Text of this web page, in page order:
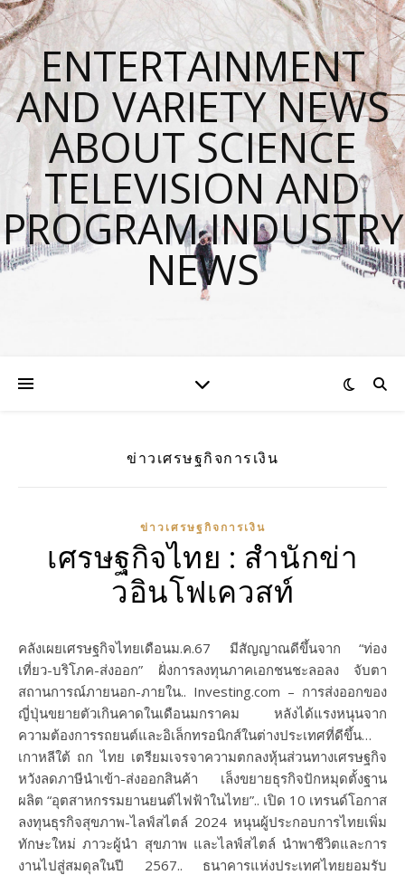
ENTERTAINMENT
AND VARIETY NEWS
ABOUT SCIENCE
TELEVISION AND
PROGRAM INDUSTRY
NEWS
ข่าวเศรษฐกิจการเงิน
ข่าวเศรษฐกิจการเงิน
เศรษฐกิจไทย : สำนักข่า
วอินโฟเควสท์
คลังเผยเศรษฐกิจไทยเดือนม.ค.67 มีสัญญาณดีขึ้นจาก “ท่อง
เที่ยว-บริโภค-ส่งออก” ฝั่งการลงทุนภาคเอกชนชะลอลง จับตา
สถานการณ์ภายนอก-ภายใน.. Investing.com – การส่งออกของ
ญี่ปุ่นขยายตัวเกินคาดในเดือนมกราคม หลังได้แรงหนุนจาก
ความต้องการรถยนต์และอิเล็กทรอนิกส์ในต่างประเทศที่ดีขึ้น…
เกาหลีใต้ ถก ไทย เตรียมเจรจาความตกลงหุ้นส่วนทางเศรษฐกิจ
หวังลดภาษีนำเข้า-ส่งออกสินค้า เล็งขยายธุรกิจปักหมุดตั้งฐาน
ผลิต “อุตสาหกรรมยานยนต์ไฟฟ้าในไทย”.. เปิด 10 เทรนด์โอกาส
ลงทุนธุรกิจสุขภาพ-ไลฟ์สไตล์ 2024 หนุนผู้ประกอบการไทยเพิ่ม
ทักษะใหม่ ภาวะผู้นำ สุขภาพ และไลฟ์สไตล์ นำพาชีวิตและการ
งานไปสู่สมดุลในปี 2567.. ธนาคารแห่งประเทศไทยยอมรับ